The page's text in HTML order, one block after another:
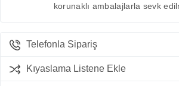
korunaklı ambalajlarla sevk
Telefonla Sipariş
Kıyaslama Listene Ekle